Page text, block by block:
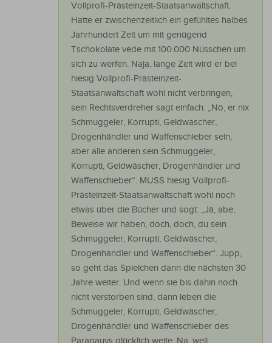
Vollprofi-Prästeinzeit-Staatsanwaltschaft.
Hatte er zwischenzeitlich ein gefühltes halbes
Jahrhundert Zeit um mit genügend
Tschokolate vede mit 100.000 Nüsschen um
sich zu werfen. Naja, lange Zeit wird er bei
hiesig Vollprofi-Prästeinzeit-
Staatsanwaltschaft wohl nicht verbringen,
sein Rechtsverdreher sagt einfach: „Nö, er nix
Schmuggeler, Korrupti, Geldwäscher,
Drogenhändler und Waffenschieber sein,
aber alle anderen sein Schmuggeler,
Korrupti, Geldwäscher, Drogenhändler und
Waffenschieber“. MUSS hiesig Vollprofi-
Prästeinzeit-Staatsanwaltschaft wohl noch
etwas über die Bücher und sogt: „Jä, abe,
Beweise wir haben, doch, doch, du sein
Schmuggeler, Korrupti, Geldwäscher,
Drogenhändler und Waffenschieber“. Jupp,
so geht das Spielchen dann die nächsten 30
Jahre weiter. Und wenn sie bis dahin noch
nicht verstorben sind, dann leben die
Schmuggeler, Korrupti, Geldwäscher,
Drogenhändler und Waffenschieber des
Paragauys glücklich weite. Na, weil